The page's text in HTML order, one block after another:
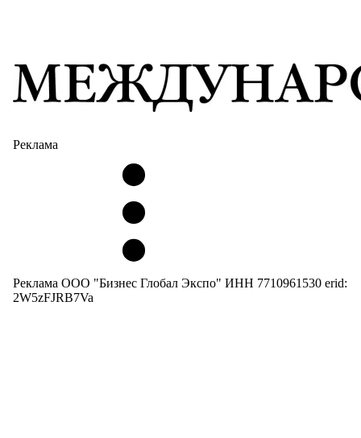
Реклама
Реклама ООО "Бизнес Глобал Экспо" ИНН 7710961530 erid:
2W5zFJRB7Va